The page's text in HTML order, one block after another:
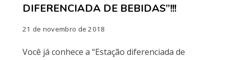
DIFERENCIADA DE BEBIDAS”!!!
21 de novembro de 2018
Você já conhece a “Estação diferenciada de